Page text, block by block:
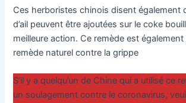
Ces herboristes chinois disent également
d’ail peuvent être ajoutées sur le coke
meilleure action. Ce remède est
remède naturel contre la grippe
S’il y a quelqu’un de Chine qui a utilisé ce
un soulagement contre le coronavirus,